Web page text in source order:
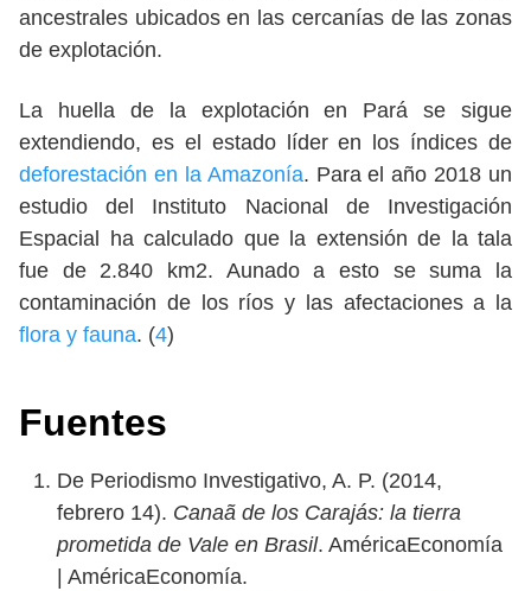
ancestrales ubicados en las cercanías de las zonas
de explotación.
La huella de la explotación en Pará se sigue
extendiendo, es el estado líder en los índices de
deforestación en la Amazonía. Para el año 2018 un
estudio del Instituto Nacional de Investigación
Espacial ha calculado que la extensión de la tala
fue de 2.840 km2. Aunado a esto se suma la
contaminación de los ríos y las afectaciones a la
flora y fauna. (4)
Fuentes
De Periodismo Investigativo, A. P. (2014,
febrero 14). Canaã de los Carajás: la tierra
prometida de Vale en Brasil. AméricaEconomía
| AméricaEconomía.